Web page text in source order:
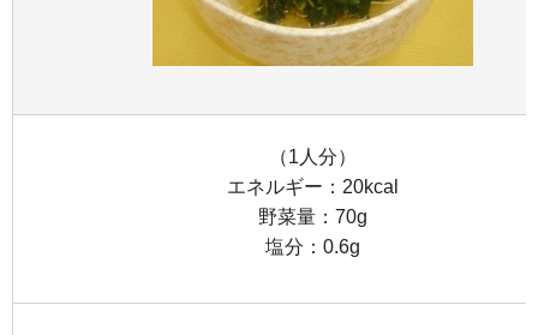
（1人分）
エネルギー：20kcal
野菜量：70g
塩分：0.6g